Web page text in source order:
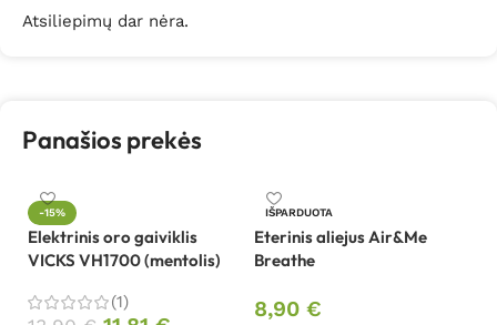
Atsiliepimų dar nėra.
Panašios prekės
-15%
Elektrinis oro gaiviklis
VICKS VH1700 (mentolis)
(1)
IŠPARDUOTA
Eterinis aliejus Air&Me
Breathe
8,90 €